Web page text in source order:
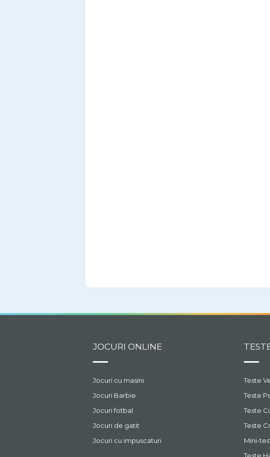
JOCURI ONLINE
Jocuri cu masini
Jocuri Barbie
Jocuri fotbal
Jocuri de gatit
Jocuri cu impuscaturi
Teste
Teste
Teste
Teste
Mini-